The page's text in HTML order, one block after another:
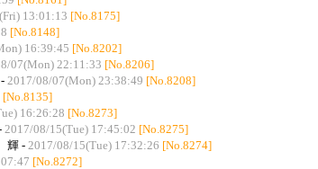
13:01:13 [No.8175]
[No.8148]
16:39:45 [No.8202]
07(Mon) 22:11:33 [No.8206]
2017/08/07(Mon) 23:38:49 [No.8208]
[No.8135]
16:26:28 [No.8273]
2017/08/15(Tue) 17:45:02 [No.8275]
輝 - 2017/08/15(Tue) 17:32:26 [No.8274]
[No.8272]